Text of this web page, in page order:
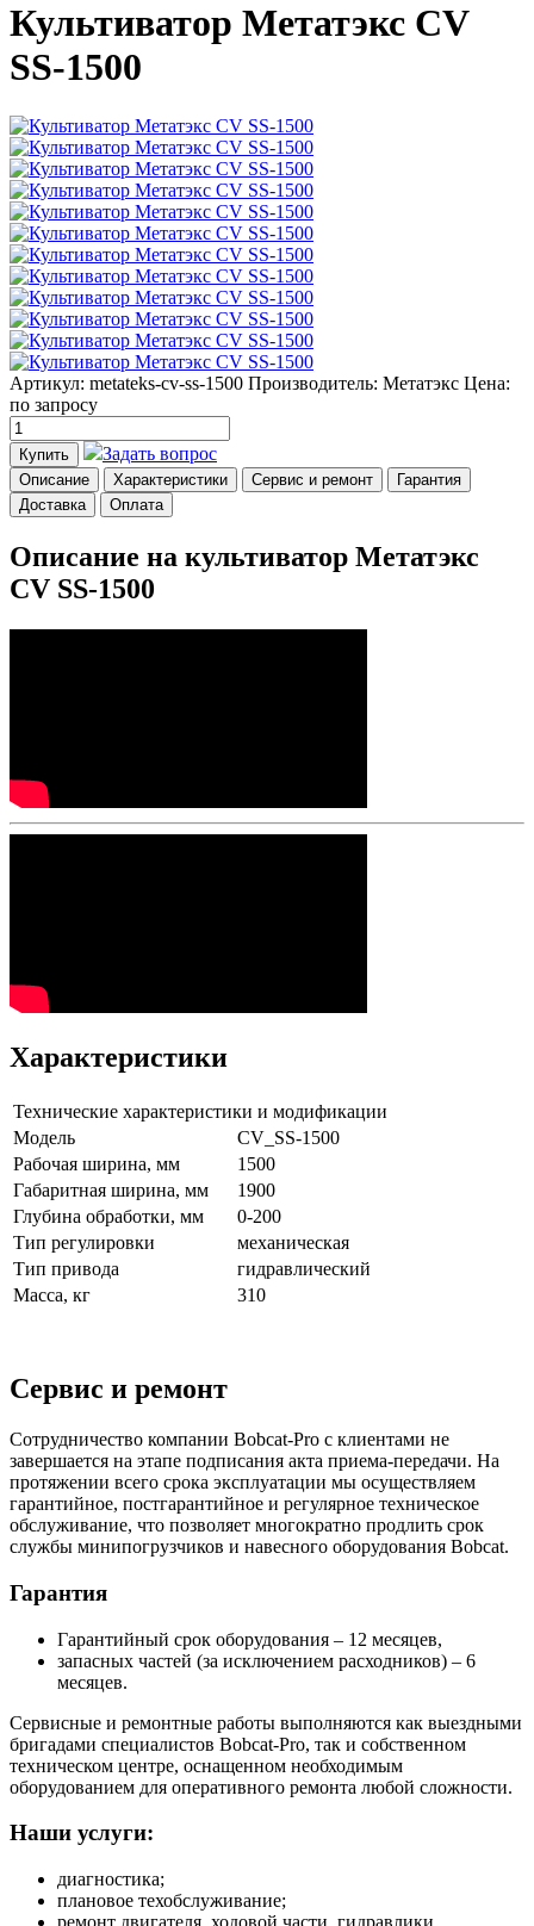
Культиватор Метатэкс CV
SS-1500
Артикул: metateks-cv-ss-1500 Производитель: Метатэкс Цена:
по запросу
Купить Задать вопрос
Описание Характеристики Сервис и ремонт
Гарантия
Доставка
Оплата
Описание на культиватор Метатэкс
CV SS-1500
Характеристики
Технические характеристики и модификации
Модель
CV_SS-1500
Рабочая ширина, мм
1500
Габаритная ширина, мм
1900
Глубина обработки, мм
0-200
Тип регулировки
механическая
Тип привода
гидравлический
Масса, кг
310
Сервис и ремонт
Сотрудничество компании Bobcat-Pro с клиентами не
завершается на этапе подписания акта приема-передачи. На
протяжении всего срока эксплуатации мы осуществляем
гарантийное, постгарантийное и регулярное техническое
обслуживание, что позволяет многократно продлить срок
службы минипогрузчиков и навесного оборудования Bobcat.
Гарантия
Гарантийный срок оборудования – 12 месяцев,
запасных частей (за исключением расходников) – 6
месяцев.
Сервисные и ремонтные работы выполняются как выездными
бригадами специалистов Bobcat-Pro, так и собственном
техническом центре, оснащенном необходимым
оборудованием для оперативного ремонта любой сложности.
Наши услуги:
диагностика;
плановое техобслуживание;